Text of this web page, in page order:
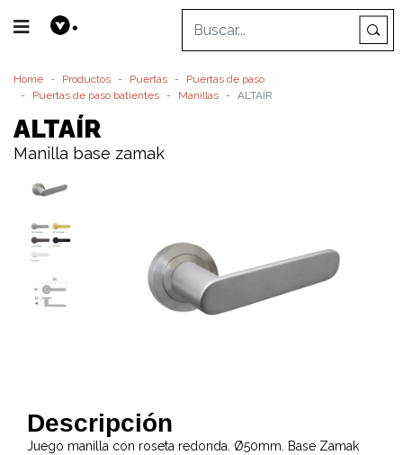
Home Productos Puertas
Puertas de paso
Puertas de paso batientes
Manillas ALTAÍR
ALTAÍR
Manilla base zamak
Descripción
Juego manilla con roseta redonda. Ø50mm. Base Zamak